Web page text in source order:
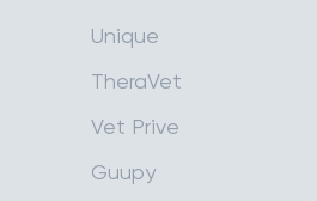
Unique
TheraVet
Vet Prive
Guupy